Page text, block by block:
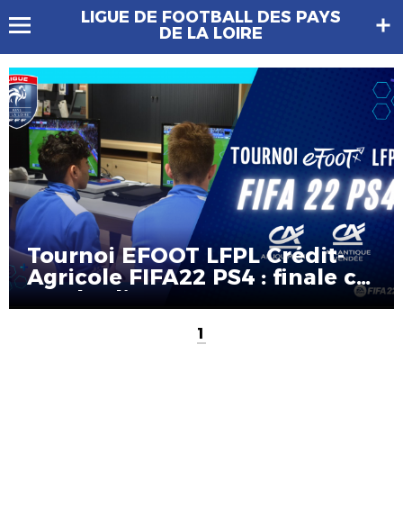
LIGUE DE FOOTBALL DES PAYS
DE LA LOIRE
Tournoi EFOOT LFPL Crédit-
Agricole FIFA22 PS4 : finale ce
vendredi !
1